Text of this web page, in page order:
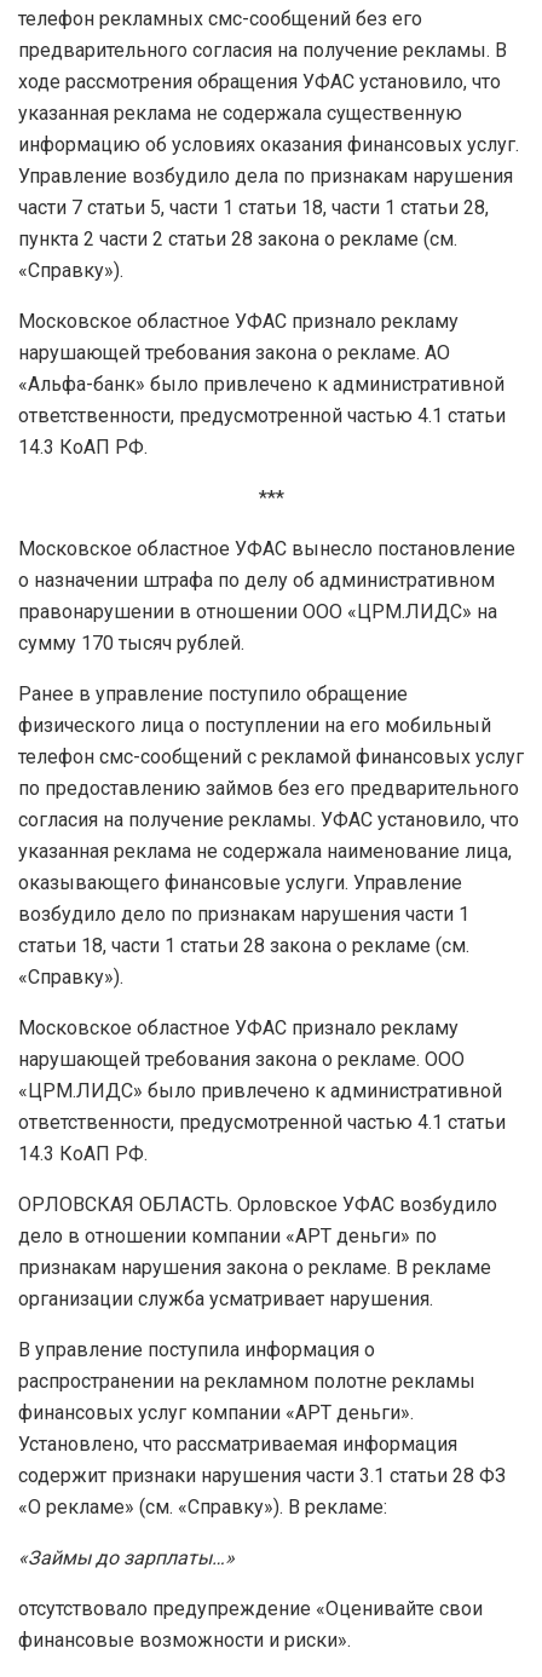
телефон рекламных смс-сообщений без его
предварительного согласия на получение рекламы. В
ходе рассмотрения обращения УФАС установило, что
указанная реклама не содержала существенную
информацию об условиях оказания финансовых услуг.
Управление возбудило дела по признакам нарушения
части 7 статьи 5, части 1 статьи 18, части 1 статьи 28,
пункта 2 части 2 статьи 28 закона о рекламе (см.
«Справку»).
Московское областное УФАС признало рекламу
нарушающей требования закона о рекламе. АО
«Альфа-банк» было привлечено к административной
ответственности, предусмотренной частью 4.1 статьи
14.3 КоАП РФ.
***
Московское областное УФАС вынесло постановление
о назначении штрафа по делу об административном
правонарушении в отношении ООО «ЦРМ.ЛИДС» на
сумму 170 тысяч рублей.
Ранее в управление поступило обращение
физического лица о поступлении на его мобильный
телефон смс-сообщений с рекламой финансовых услуг
по предоставлению займов без его предварительного
согласия на получение рекламы. УФАС установило, что
указанная реклама не содержала наименование лица,
оказывающего финансовые услуги. Управление
возбудило дело по признакам нарушения части 1
статьи 18, части 1 статьи 28 закона о рекламе (см.
«Справку»).
Московское областное УФАС признало рекламу
нарушающей требования закона о рекламе. ООО
«ЦРМ.ЛИДС» было привлечено к административной
ответственности, предусмотренной частью 4.1 статьи
14.3 КоАП РФ.
ОРЛОВСКАЯ ОБЛАСТЬ. Орловское УФАС возбудило
дело в отношении компании «АРТ деньги» по
признакам нарушения закона о рекламе. В рекламе
организации служба усматривает нарушения.
В управление поступила информация о
распространении на рекламном полотне рекламы
финансовых услуг компании «АРТ деньги».
Установлено, что рассматриваемая информация
содержит признаки нарушения части 3.1 статьи 28 ФЗ
«О рекламе» (см. «Справку»). В рекламе:
«Займы до зарплаты…»
отсутствовало предупреждение «Оценивайте свои
финансовые возможности и риски».